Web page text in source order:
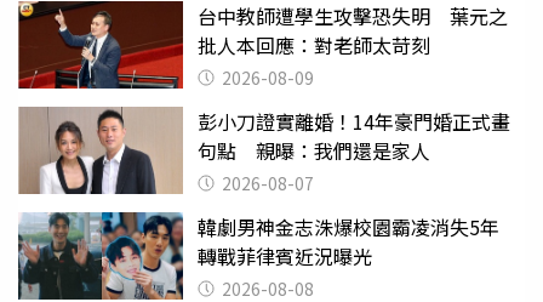
台中教師遭學生攻擊恐失明 葉元之
批人本回應：對老師太苛刻
2026-08-09
彭小刀證實離婚！14年豪門婚正式畫
句點 親曝：我們還是家人
2026-08-07
韓劇男神金志洙爆校園霸凌消失5年
轉戰菲律賓近況曝光
2026-08-08